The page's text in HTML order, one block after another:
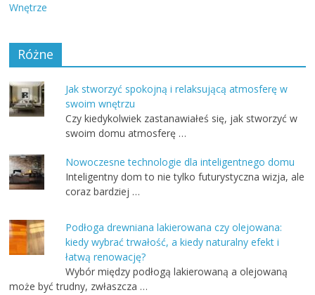
Wnętrze
Różne
Jak stworzyć spokojną i relaksującą atmosferę w
swoim wnętrzu
Czy kiedykolwiek zastanawiałeś się, jak stworzyć w
swoim domu atmosferę …
Nowoczesne technologie dla inteligentnego domu
Inteligentny dom to nie tylko futurystyczna wizja, ale
coraz bardziej …
Podłoga drewniana lakierowana czy olejowana:
kiedy wybrać trwałość, a kiedy naturalny efekt i
łatwą renowację?
Wybór między podłogą lakierowaną a olejowaną
może być trudny, zwłaszcza …